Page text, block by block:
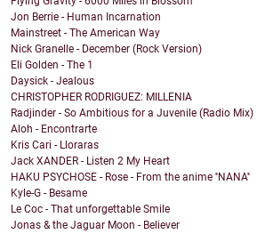
Jon Berrie - Human Incarnation
Mainstreet - The American Way
Nick Granelle - December (Rock Version)
Eli Golden - The 1
Daysick - Jealous
CHRISTOPHER RODRIGUEZ: MILLENIA
Radjinder - So Ambitious for a Juvenile (Radio Mix)
Aloh - Encontrarte
Kris Cari - Lloraras
Jack XANDER - Listen 2 My Heart
HAKU PSYCHOSE - Rose - From the anime ''NANA''
Kyle-G - Besame
Le Coc - That unforgettable Smile
Jonas & the Jaguar Moon - Believer